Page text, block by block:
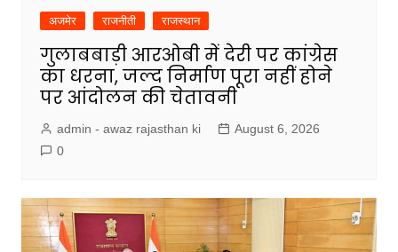
अजमेर राजनीती राजस्थान
गुलाबबाड़ी आरओबी में देरी पर कांग्रेस
का धरना, जल्द निर्माण पूरा नहीं होने
पर आंदोलन की चेतावनी
admin - awaz rajasthan ki
August 6, 2026
0